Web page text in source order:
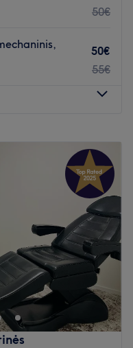
50€
50€
55€
20:00
Uždaryta
–21:00
20:00
Uždaryta
10:00–15:30
ir estetikos
aištelė
profilį